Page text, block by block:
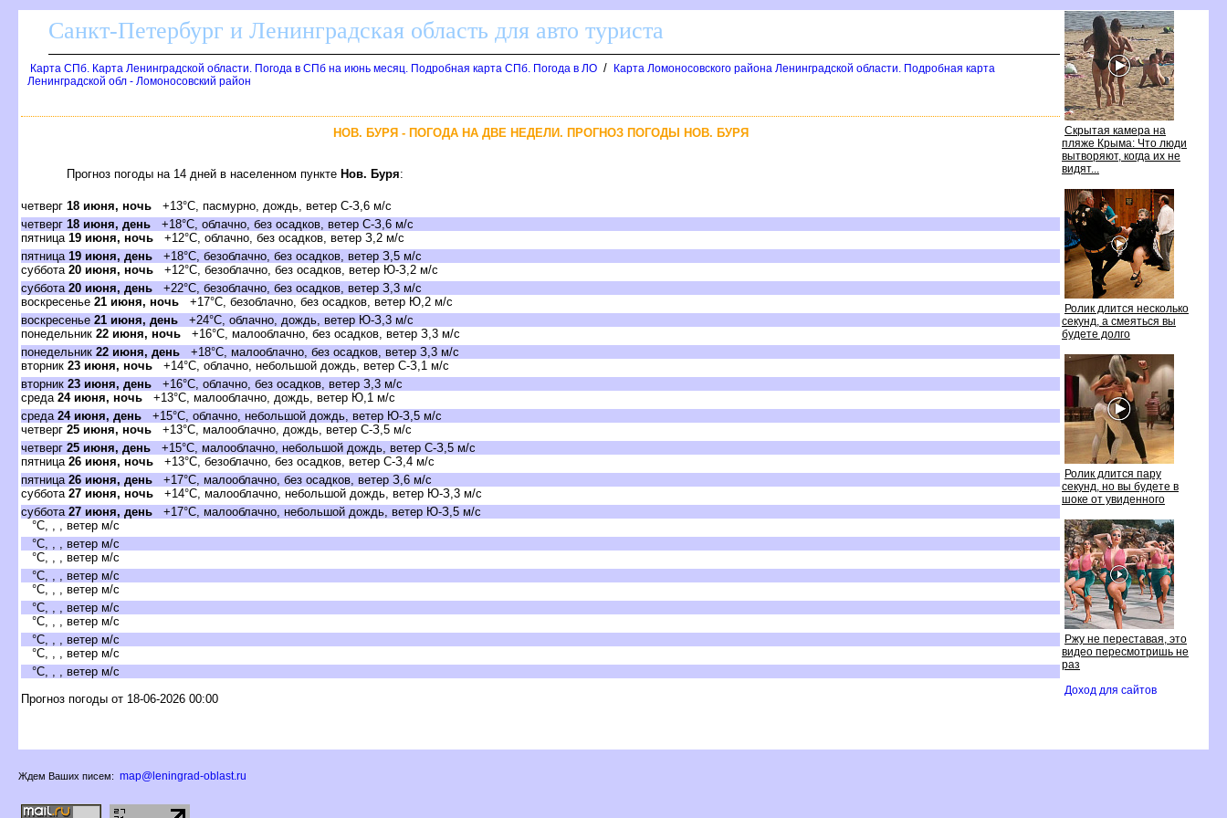
Скрытая камера на
пляже Крыма: Что люди
ытворяют, когда их не
идят...
Ролик длится несколько
секунд, а смеяться вы
удете долго
Ролик длится пару
секунд, но вы будете
шоке от увиденного
Ржу не переставая, это
идео пересмотришь не
раз
Доход для сайто
Санкт-Петербург и Ленинградская область для авто туриста
Карта СПб. Карта Ленинградской области. Погода в СПб на июнь месяц. Подробная карта СПб. Погода в ЛО /
Карта Ломоносовского района Ленинградской области. Подробная карта
Ленинградской обл - Ломоносовский район
НОВ. БУРЯ - ПОГОДА НА ДВЕ НЕДЕЛИ. ПРОГНОЗ ПОГОДЫ НОВ. БУРЯ
Прогноз погоды на 14 дней в населенном пункте Нов. Буря:
четвер 18 июня, ночь +13°C, пасмурно, дождь, ветер С-З,6 м/с
четвер 18 июня, день +18°C, облачно, без осадков, ветер С-З,6 м/с
пятница 19 июня, ночь +12°C, облачно, без осадков, ветер З,2 м/с
пятница 19 июня, день +18°C, безоблачно, без осадков, ветер З,5 м/с
суббота 20 июня, ночь +12°C, безоблачно, без осадков, ветер Ю-З,2 м/с
суббота 20 июня, день +22°C, безоблачно, без осадков, ветер З,3 м/с
оскресенье 21 июня, ночь +17°C, безоблачно, без осадков, ветер Ю,2 м/с
оскресенье 21 июня, день +24°C, облачно, дождь, ветер Ю-З,3 м/с
понедельник 22 июня, ночь +16°C, малооблачно, без осадков, ветер З,3 м/с
понедельник 22 июня, день +18°C, малооблачно, без осадков, ветер З,3 м/с
торник 23 июня, ночь +14°C, облачно, небольшой дождь, ветер С-З,1 м/с
торник 23 июня, день +16°C, облачно, без осадков, ветер З,3 м/с
среда 24 июня, ночь +13°C, малооблачно, дождь, ветер Ю,1 м/с
среда 24 июня, день +15°C, облачно, небольшой дождь, ветер Ю-З,5 м/с
четвер 25 июня, ночь +13°C, малооблачно, дождь, ветер С-З,5 м/с
четвер 25 июня, день +15°C, малооблачно, небольшой дождь, ветер С-З,5 м/с
пятница 26 июня, ночь +13°C, безоблачно, без осадков, ветер С-З,4 м/с
пятница 26 июня, день +17°C, малооблачно, без осадков, ветер З,6 м/с
суббота 27 июня, ночь +14°C, малооблачно, небольшой дождь, ветер Ю-З,3 м/с
суббота 27 июня, день +17°C, малооблачно, небольшой дождь, ветер Ю-З,5 м/с
°C, , , ветер м/с
°C, , , ветер м/с
°C, , , ветер м/с
°C, , , ветер м/с
°C, , , ветер м/с
°C, , , ветер м/с
°C, , , ветер м/с
°C, , , ветер м/с
°C, , , ветер м/с
°C, , , ветер м/с
Прогноз погоды от 18-06-2026 00:00
Ждем Ваших писем: map@leningrad-oblast.ru